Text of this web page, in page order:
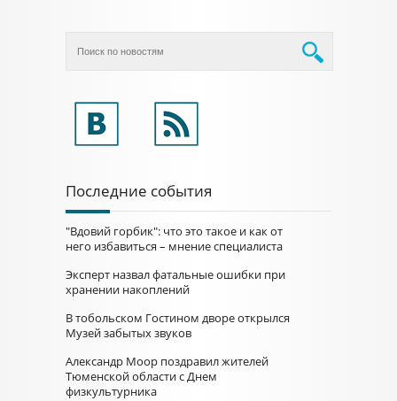
Последние события
"Вдовий горбик": что это такое и как от
него избавиться – мнение специалиста
Эксперт назвал фатальные ошибки при
хранении накоплений
В тобольском Гостином дворе открылся
Музей забытых звуков
Александр Моор поздравил жителей
Тюменской области с Днем
физкультурника